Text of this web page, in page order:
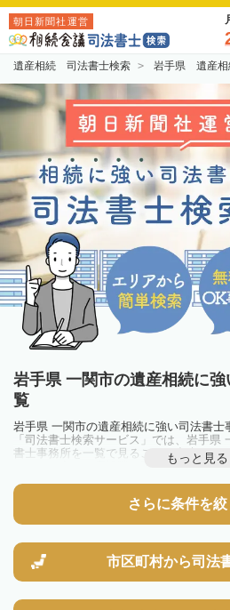
朝日新聞社運営
遺産相続 司法書士検索 岩手県 遺産
岩手県 一関市の遺産相続に
覧
岩手県 一関市の遺産相続に強い司法書
「司法書士検索サービス」では、岩手県
書士事務所を一覧で見ることが出来ます
えている方は一度近隣の司法書士に相談
もっと見る
さらに条件を
市区町村から司法